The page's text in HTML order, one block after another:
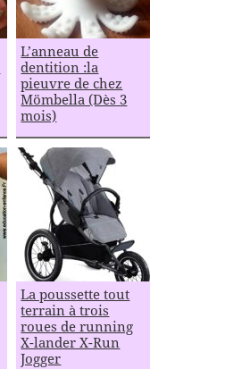
L’anneau de
dentition :la
pieuvre de chez
Mömbella (Dès 3
mois)
La poussette tout
terrain à trois
roues de running
X-lander X-Run
Jogger